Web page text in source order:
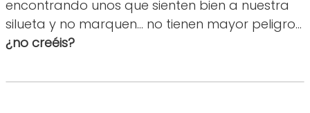
encontrando unos que sienten bien a nuestra
silueta y no marquen... no tienen mayor peligro...
¿no creéis?